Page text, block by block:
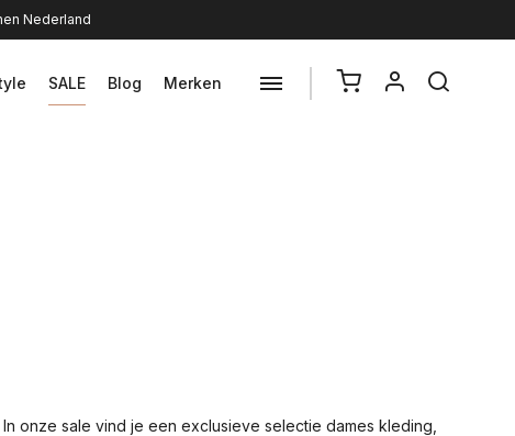
Nederland
SALE Blog Merken
onze sale vind je een exclusieve selectie dames kleding,